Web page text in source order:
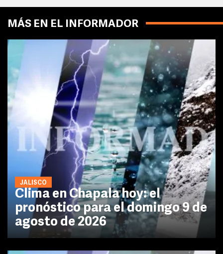
MÁS EN EL INFORMADOR
JALISCO
Clima en Chapala hoy: el
pronóstico para el domingo 9 de
agosto de 2026